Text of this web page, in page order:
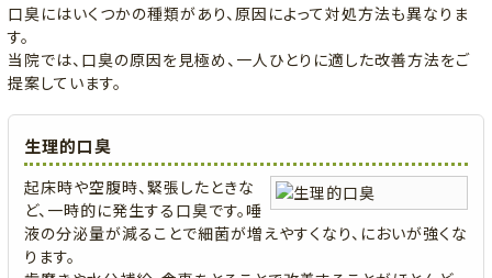
口臭にはいくつかの種類があり、原因によって対処方法も異なりま
す。
当院では、口臭の原因を見極め、一人ひとりに適した改善方法をご
提案しています。
生理的口臭
起床時や空腹時、緊張したときな
ど、一時的に発生する口臭です。唾
液の分泌量が減ることで細菌が増えやすくなり、においが強くな
ります。